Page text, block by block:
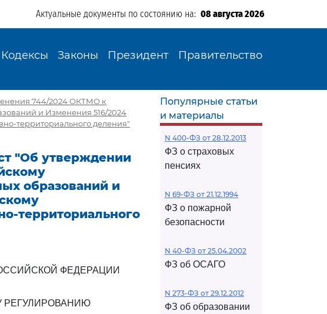
Актуальные документы по состоянию на: 08 августа 2026
Кодексы Законы Президент Правительство
744/2024 ОКТМО к
и Изменения 516/2024
территориального деления"
"Об утверждении
образований и
территориального
ФЕДЕРАЦИИ
РЕГУЛИРОВАНИЮ
Популярные статьи
и материалы
N 400-ФЗ от 28.12.2013
ФЗ о страховых
пенсиях
N 69-ФЗ от 21.12.1994
ФЗ о пожарной
безопасности
N 40-ФЗ от 25.04.2002
ФЗ об ОСАГО
N 273-ФЗ от 29.12.2012
ФЗ об образовании